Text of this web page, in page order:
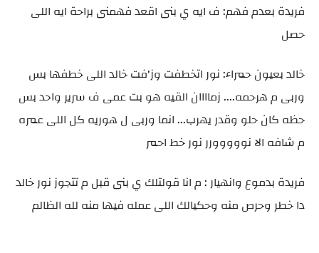
فريدة بعدم فهم: ف ايه ي بنى اقعد فهمنى براحة ايه اللى
حصل
خالد بعيون حمراء: نور اتخطفت وز'فت خالد اللى خطفها بس
وربى م هرحمه.... زماااان القيه هو بت عمى ف سرير واحد بس
حظه كان حلو وقدر يهرب... انما وربى ل هوريه كل اللى عمره
م شافه الا نووووورر نور خط احمر
فريدة بدموع وانهيار : م انا قولتلك ي بنى قبل م تتجوز نور خالد
دا خطر وحرص منه وحكيالك اللى عمله فيها منه لله الظالم